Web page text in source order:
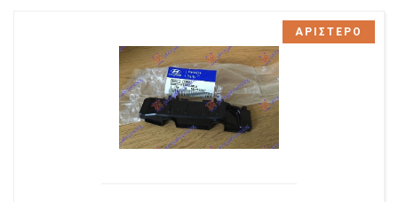
ΑΡΙΣΤΕΡΟ